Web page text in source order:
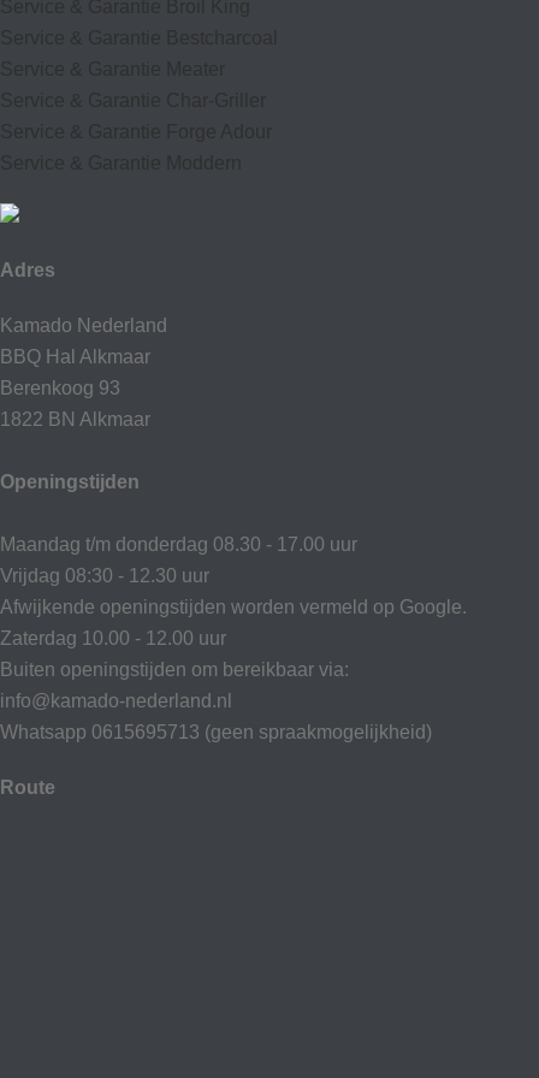
Service & Garantie Broil King
Service & Garantie Bestcharcoal
Service & Garantie Meater
Service & Garantie Char-Griller
Service & Garantie Forge Adour
Service & Garantie Moddern
Adres
Kamado Nederland
BBQ Hal Alkmaar
Berenkoog 93
1822 BN Alkmaar
Openingstijden
Maandag t/m donderdag 08.30 - 17.00 uur
Vrijdag 08:30 - 12.30 uur
Afwijkende openingstijden worden vermeld op Google.
Zaterdag 10.00 - 12.00 uur
Buiten openingstijden om bereikbaar via:
info@kamado-nederland.nl
Whatsapp 0615695713 (geen spraakmogelijkheid)
Route